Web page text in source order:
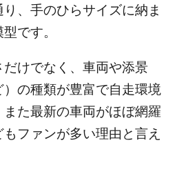
り、手のひらサイズに納ま
です。
けでなく、車両や添景
）の種類が豊富で自走環境
た最新の車両がほぼ網羅
ファンが多い理由と言え